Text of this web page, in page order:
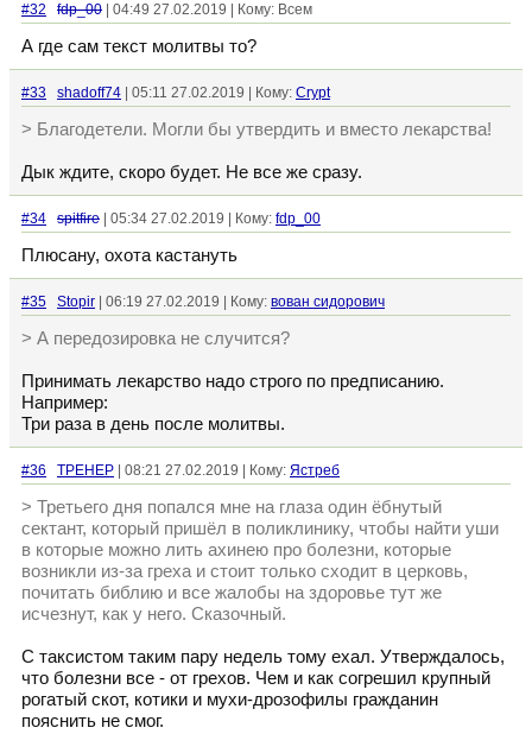
#32 fdp_00 | 04:49 27.02.2019 | Кому: Всем
А где сам текст молитвы то?
#33 shadoff74 | 05:11 27.02.2019 | Кому: Crypt
> Благодетели. Могли бы утвердить и вместо лекарства!
Дык ждите, скоро будет. Не все же сразу.
#34 spitfire | 05:34 27.02.2019 | Кому: fdp_00
Плюсану, охота кастануть
#35 Stopir | 06:19 27.02.2019 | Кому: вован сидорович
> А передозировка не случится?
Принимать лекарство надо строго по предписанию.
Например:
Три раза в день после молитвы.
#36 TPEHEP | 08:21 27.02.2019 | Кому: Ястреб
> Третьего дня попался мне на глаза один ёбнутый
сектант, который пришёл в поликлинику, чтобы найти уши
в которые можно лить ахинею про болезни, которые
возникли из-за греха и стоит только сходит в церковь,
почитать библию и все жалобы на здоровье тут же
исчезнут, как у него. Сказочный.
С таксистом таким пару недель тому ехал. Утверждалось,
что болезни все - от грехов. Чем и как согрешил крупный
рогатый скот, котики и мухи-дрозофилы гражданин
пояснить не смог.